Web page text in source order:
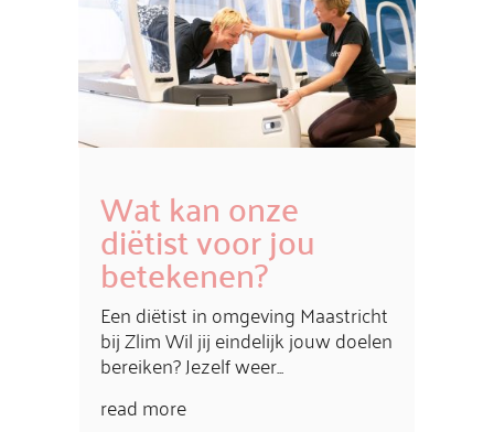
Wat kan onze
diëtist voor jou
betekenen?
Een diëtist in omgeving Maastricht
bij Zlim Wil jij eindelijk jouw doelen
bereiken? Jezelf weer...
read more